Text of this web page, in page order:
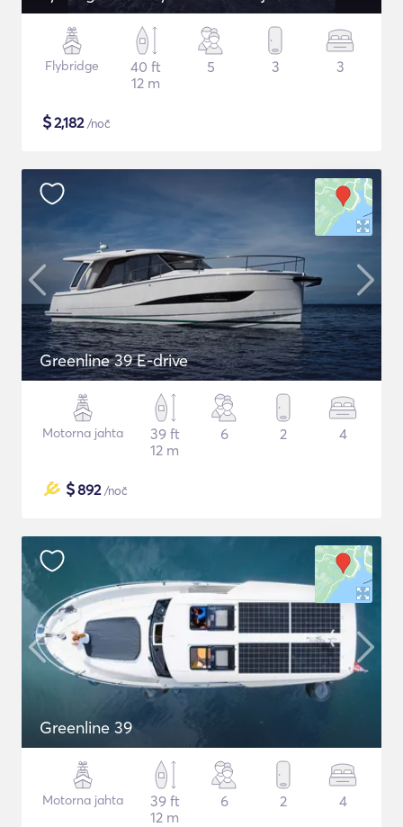
Flybridge
40 ft
12 m
5 3 3
$2,182/noč
Greenline 39 E-drive
Motorna jahta
39 ft
12 m
6 2 4
$892/noč
Greenline 39
Motorna jahta
39 ft
12 m
6 2 4